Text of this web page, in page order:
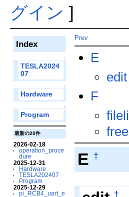
グイン ]
Index
↑
TESLA2024
07
↑
Hardware
↑
Program
最新の20件
2026-02-18
operation_proce
dure
2025-12-31
Hardware
TESLA202407
Program
2025-12-29
pi_RCB4_uart_e
Prev
E
edit
F
E †
†